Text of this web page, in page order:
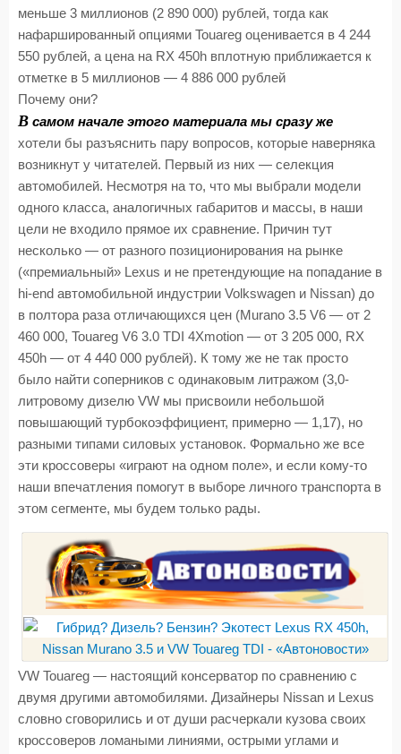
меньше 3 миллионов (2 890 000) рублей, тогда как
нафаршированный опциями Touareg оценивается в 4 244
550 рублей, а цена на RX 450h вплотную приближается к
отметке в 5 миллионов — 4 886 000 рублей
Почему они?
В самом начале этого материала мы сразу же
хотели бы разъяснить пару вопросов, которые наверняка
возникнут у читателей. Первый из них — селекция
автомобилей. Несмотря на то, что мы выбрали модели
одного класса, аналогичных габаритов и массы, в наши
цели не входило прямое их сравнение. Причин тут
несколько — от разного позиционирования на рынке
(«премиальный» Lexus и не претендующие на попадание в
hi-end автомобильной индустрии Volkswagen и Nissan) до
в полтора раза отличающихся цен (Murano 3.5 V6 — от 2
460 000, Touareg V6 3.0 TDI 4Xmotion — от 3 205 000, RX
450h — от 4 440 000 рублей). К тому же не так просто
было найти соперников с одинаковым литражом (3,0-
литровому дизелю VW мы присвоили небольшой
повышающий турбокоэффициент, примерно — 1,17), но
разными типами силовых установок. Формально же все
эти кроссоверы «играют на одном поле», и если кому-то
наши впечатления помогут в выборе личного транспорта в
этом сегменте, мы будем только рады.
VW Touareg — настоящий консерватор по сравнению с
двумя другими автомобилями. Дизайнеры Nissan и Lexus
словно сговорились и от души расчеркали кузова своих
кроссоверов ломаными линиями, острыми углами и